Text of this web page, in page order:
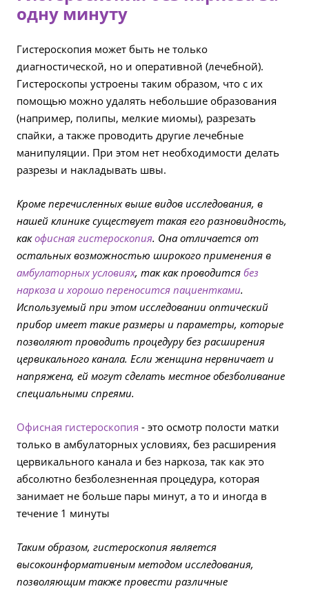
одну минуту
Гистероскопия может быть не только
диагностической, но и оперативной (лечебной).
Гистероскопы устроены таким образом, что с их
помощью можно удалять небольшие образования
(например, полипы, мелкие миомы), разрезать
спайки, а также проводить другие лечебные
манипуляции. При этом нет необходимости делать
разрезы и накладывать швы.
Кроме перечисленных выше видов исследования, в
нашей клинике существует такая его разновидность,
какофисная гистероскопия. Она отличается от
остальных возможностью широкого применения в
амбулаторных условиях, так как проводится без
наркоза и хорошо переносится пациентками.
Используемый при этом исследовании оптический
прибор имеет такие размеры и параметры, которые
позволяют проводить процедуру без расширения
цервикального канала. Если женщина нервничает и
напряжена, ей могут сделать местное обезболивание
специальными спреями.
Офисная гистероскопия - это осмотр полости матки
только в амбулаторных условиях, без расширения
цервикального канала и без наркоза, так как это
абсолютно безболезненная процедура, которая
занимает не больше пары минут, а то и иногда в
течение 1 минуты
Таким образом, гистероскопия является
высокоинформативным методом исследования,
позволяющим также провести различные